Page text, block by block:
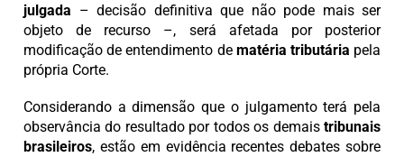
julgada – decisão definitiva que não pode mais ser
objeto de recurso –, será afetada por posterior
modificação de entendimento dematéria tributária pela
própria Corte.
Considerando a dimensão que o julgamento terá pela
observância do resultado por todos os demais tribunais
brasileiros, estão em evidência recentes debates sobre